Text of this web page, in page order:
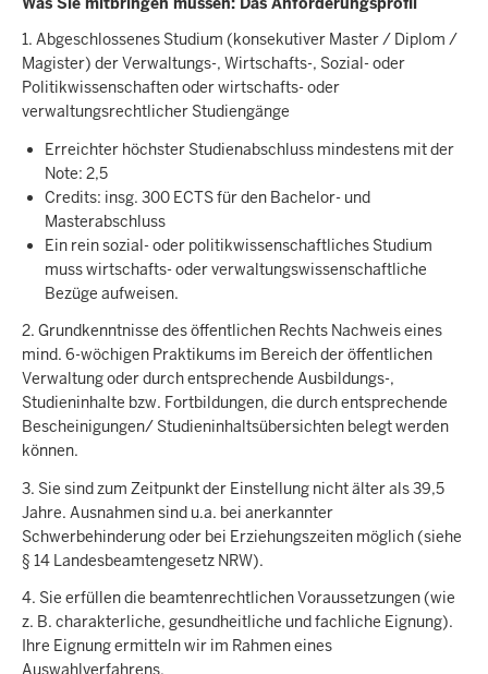
1. Abgeschlossenes Studium (konsekutiver Master / Diplom /
Magister) der Verwaltungs-, Wirtschafts-, Sozial- oder
Politikwissenschaften oder wirtschafts- oder
verwaltungsrechtlicher Studiengänge
Erreichter höchster Studienabschluss mindestens mit der
Note: 2,5
Credits: insg. 300 ECTS für den Bachelor- und
Masterabschluss
Ein rein sozial- oder politikwissenschaftliches Studium
muss wirtschafts- oder verwaltungswissenschaftliche
Bezüge aufweisen.
2. Grundkenntnisse des öffentlichen Rechts Nachweis eines
mind. 6-wöchigen Praktikums im Bereich der öffentlichen
Verwaltung oder durch entsprechende Ausbildungs-,
Studieninhalte bzw. Fortbildungen, die durch entsprechende
Bescheinigungen/ Studieninhaltsübersichten belegt werden
können.
3. Sie sind zum Zeitpunkt der Einstellung nicht älter als 39,5
Jahre. Ausnahmen sind u.a. bei anerkannter
Schwerbehinderung oder bei Erziehungszeiten möglich (siehe
§ 14 Landesbeamtengesetz NRW).
4. Sie erfüllen die beamtenrechtlichen Voraussetzungen (wie
z. B. charakterliche, gesundheitliche und fachliche Eignung).
Ihre Eignung ermitteln wir im Rahmen eines
Auswahlverfahrens.